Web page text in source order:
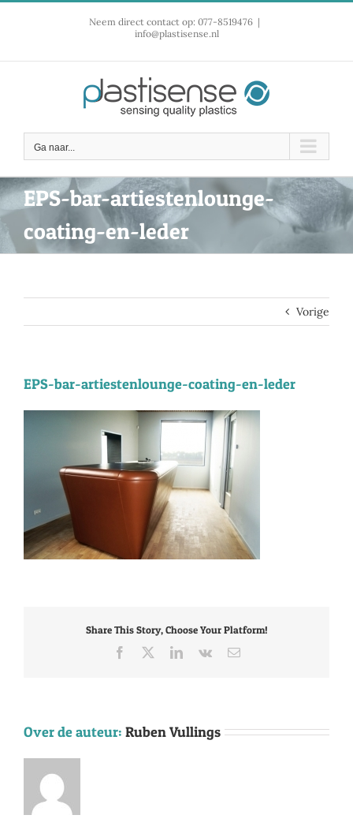
Neem direct contact op: 077-8519476 |
info@plastisense.nl
Ga naar...
EPS-bar-artiestenlounge-
coating-en-leder
Vorige
EPS-bar-artiestenlounge-coating-en-leder
Share This Story, Choose Your Platform!
Facebook
LinkedIn
Vk
E-
Over de auteur: Ruben Vullings